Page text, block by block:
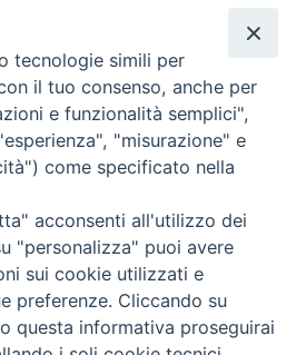
com
Padova
com
Privacy Policy
tecnologie simili per
il tuo consenso, anche per
e funzionalità semplici",
"misurazione" e
come specificato nella
acconsenti all'utilizzo dei
"personalizza" puoi avere
sui cookie utilizzati e
preferenze. Cliccando su
questa informativa proseguirai